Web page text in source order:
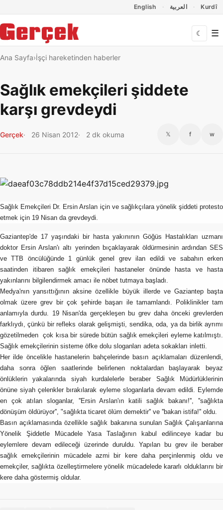
English العربية Kurdî
☾ ☰
Ana Sayfa İşçi hareketinden haberler
Sağlık emekçileri şiddete
karşı grevdeydi
Gerçek 26 Nisan 2012 2 dk okuma 𝕏 f w
Sağlık Emekçileri Dr. Ersin Arslan için ve sağlıkçılara yönelik şiddeti protesto
etmek için 19 Nisan da grevdeydi.
Gaziantep'de 17 yaşındaki bir hasta yakınının Göğüs Hastalıkları uzmanı
doktor Ersin Arslan'ı altı yerinden bıçaklayarak öldürmesinin ardından SES
ve TTB öncülüğünde 1 günlük genel grev ilan edildi ve sabahın erken
saatinden itibaren sağlık emekçileri hastaneler önünde hasta ve hasta
yakınlarını bilgilendirmek amacı ile nöbet tutmaya başladı.
Medya'nın yansıttığının aksine özellikle büyük illerde ve Gaziantep başta
olmak üzere grev bir çok şehirde başarı ile tamamlandı. Poliklinikler tam
anlamıyla durdu. 19 Nisan'da gerçekleşen bu grev daha önceki grevlerden
farklıydı, çünkü bir refleks olarak gelişmişti, sendika, oda, ya da birlik ayrımı
gözetilmeden çok kısa bir sürede bütün sağlık emekçileri eyleme katılmıştı.
Sağlık emekçilerinin sisteme öfke dolu sloganları adeta sokakları inletti.
Her ilde öncelikle hastanelerin bahçelerinde basın açıklamaları düzenlendi,
daha sonra öğlen saatlerinde belirlenen noktalardan başlayarak beyaz
önlüklerin yakalarında siyah kurdalelerle beraber Sağlık Müdürlüklerinin
önüne siyah çelenkler bırakılarak eyleme sloganlarla devam edildi. Eylemde
en çok atılan sloganlar, ''Ersin Arslan'ın katili sağlık bakanı!'', ''sağlıkta
dönüşüm öldürüyor'', "sağlıkta ticaret ölüm demektir'' ve ''bakan istifa!'' oldu.
Basın açıklamasında özellikle sağlık bakanına sunulan Sağlık Çalışanlarına
Yönelik Şiddetle Mücadele Yasa Taslağının kabul edilinceye kadar bu
eylemlere devam edileceği üzerinde duruldu. Yapılan bu grev ile beraber
sağlık emekçilerinin mücadele azmi bir kere daha perçinlenmiş oldu ve
emekçiler, sağlıkta özelleştirmelere yönelik mücadelede kararlı olduklarını bir
kere daha göstermiş oldular.